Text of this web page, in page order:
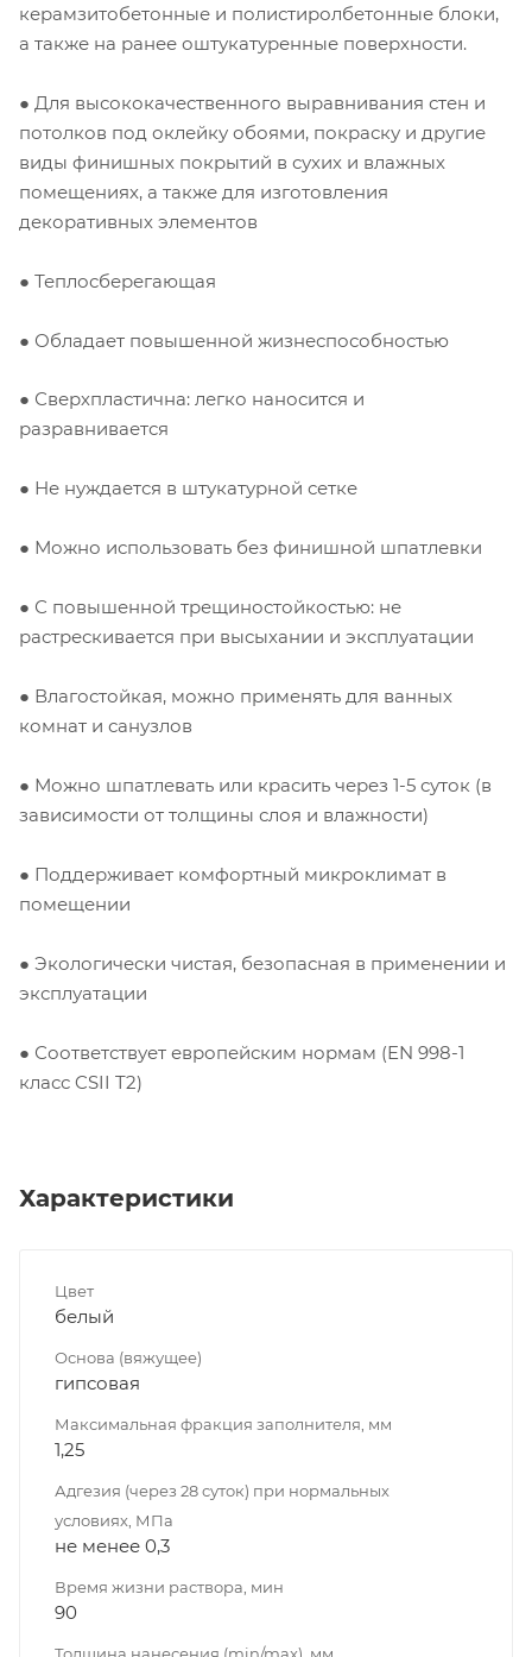
керамзитобетонные и полистиролбетонные блоки,
а также на ранее оштукатуренные поверхности.
● Для высококачественного выравнивания стен и
потолков под оклейку обоями, покраску и другие
виды финишных покрытий в сухих и влажных
помещениях, а также для изготовления
декоративных элементов
● Теплосберегающая
● Обладает повышенной жизнеспособностью
● Сверхпластична: легко наносится и
разравнивается
● Не нуждается в штукатурной сетке
● Можно использовать без финишной шпатлевки
● С повышенной трещиностойкостью: не
растрескивается при высыхании и эксплуатации
● Влагостойкая, можно применять для ванных
комнат и санузлов
● Можно шпатлевать или красить через 1-5 суток (в
зависимости от толщины слоя и влажности)
● Поддерживает комфортный микроклимат в
помещении
● Экологически чистая, безопасная в применении и
эксплуатации
● Соответствует европейским нормам (EN 998-1
класс CSII T2)
Характеристики
Цвет
белый
Основа (вяжущее)
гипсовая
Максимальная фракция заполнителя, мм
1,25
Адгезия (через 28 суток) при нормальных
условиях, МПа
не менее 0,3
Время жизни раствора, мин
90